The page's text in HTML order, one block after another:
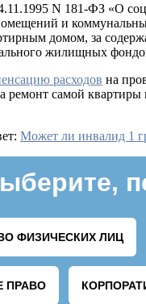
N 181-ФЗ «О
и
домом, за
жилищных
расходов на
ремонт самой
Может ли инвалид 1